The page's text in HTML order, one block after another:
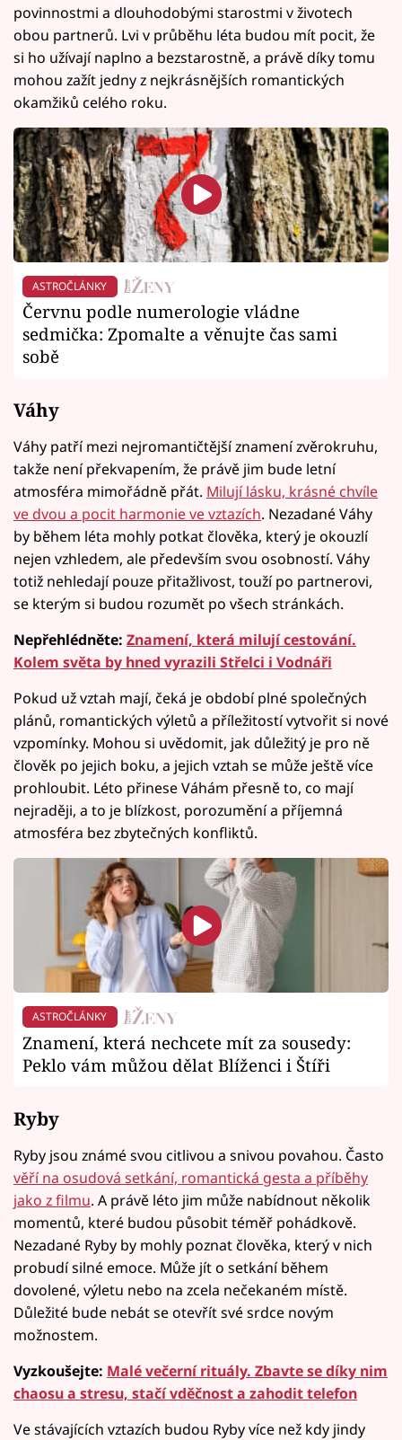
povinnostmi a dlouhodobými starostmi v životech
obou partnerů. Lvi v průběhu léta budou mít pocit, že
si ho užívají naplno a bezstarostně, a právě díky tomu
mohou zažít jedny z nejkrásnějších romantických
okamžiků celého roku.
ASTROČLÁNKY
Červnu podle numerologie vládne
sedmička: Zpomalte a věnujte čas sami
sobě
Váhy
Váhy patří mezi nejromantičtější znamení zvěrokruhu,
takže není překvapením, že právě jim bude letní
atmosféra mimořádně přát. Milují lásku, krásné chvíle
ve dvou a pocit harmonie ve vztazích. Nezadané Váhy
by během léta mohly potkat člověka, který je okouzlí
nejen vzhledem, ale především svou osobností. Váhy
totiž nehledají pouze přitažlivost, touží po partnerovi,
se kterým si budou rozumět po všech stránkách.
Nepřehlédněte: Znamení, která milují cestování.
Kolem světa by hned vyrazili Střelci i Vodnáři
Pokud už vztah mají, čeká je období plné společných
plánů, romantických výletů a příležitostí vytvořit si nové
vzpomínky. Mohou si uvědomit, jak důležitý je pro ně
člověk po jejich boku, a jejich vztah se může ještě více
prohloubit. Léto přinese Váhám přesně to, co mají
nejraději, a to je blízkost, porozumění a příjemná
atmosféra bez zbytečných konfliktů.
ASTROČLÁNKY
Znamení, která nechcete mít za sousedy:
Peklo vám můžou dělat Blíženci i Štíři
Ryby
Ryby jsou známé svou citlivou a snivou povahou. Často
věří na osudová setkání, romantická gesta a příběhy
jako z filmu. A právě léto jim může nabídnout několik
momentů, které budou působit téměř pohádkově.
Nezadané Ryby by mohly poznat člověka, který v nich
probudí silné emoce. Může jít o setkání během
dovolené, výletu nebo na zcela nečekaném místě.
Důležité bude nebát se otevřít své srdce novým
možnostem.
Vyzkoušejte: Malé večerní rituály. Zbavte se díky nim
chaosu a stresu, stačí vděčnost a zahodit telefon
Ve stávajících vztazích budou Ryby více než kdy jindy